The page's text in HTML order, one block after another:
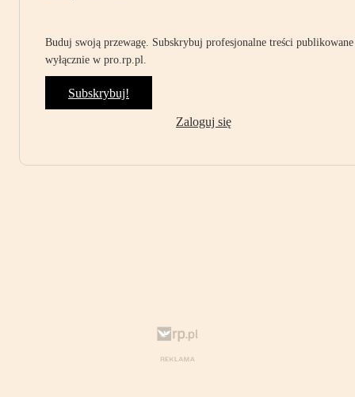
Buduj swoją przewagę. Subskrybuj profesjonalne treści publikowane
wyłącznie w pro.rp.pl.
Subskrybuj!
Zaloguj się